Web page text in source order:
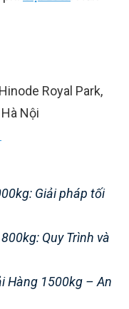
Royal Park,
Nội
Giải pháp tối
Quy Trình và
Hàng 1500kg – An